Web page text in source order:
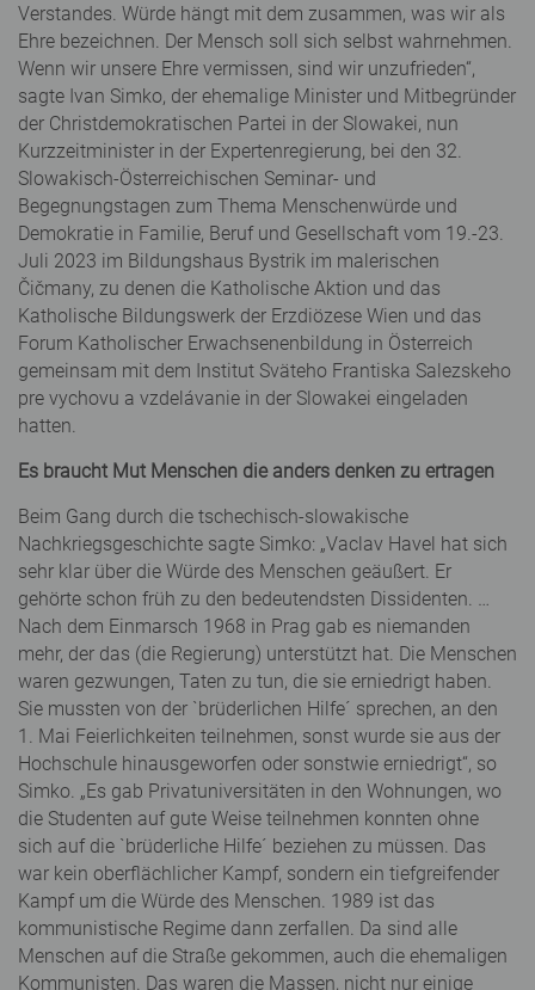
Verstandes. Würde hängt mit dem zusammen, was wir als
Ehre bezeichnen. Der Mensch soll sich selbst wahrnehmen.
Wenn wir unsere Ehre vermissen, sind wir unzufrieden“,
sagte Ivan Simko, der ehemalige Minister und Mitbegründer
der Christdemokratischen Partei in der Slowakei, nun
Kurzzeitminister in der Expertenregierung, bei den 32.
Slowakisch-Österreichischen Seminar- und
Begegnungstagen zum Thema Menschenwürde und
Demokratie in Familie, Beruf und Gesellschaft vom 19.-23.
Juli 2023 im Bildungshaus Bystrik im malerischen
Čičmany, zu denen die Katholische Aktion und das
Katholische Bildungswerk der Erzdiözese Wien und das
Forum Katholischer Erwachsenenbildung in Österreich
gemeinsam mit dem Institut Sväteho Frantiska Salezskeho
pre vychovu a vzdelávanie in der Slowakei eingeladen
hatten.
Es braucht Mut Menschen die anders denken zu ertragen
Beim Gang durch die tschechisch-slowakische
Nachkriegsgeschichte sagte Simko: „Vaclav Havel hat sich
sehr klar über die Würde des Menschen geäußert. Er
gehörte schon früh zu den bedeutendsten Dissidenten. …
Nach dem Einmarsch 1968 in Prag gab es niemanden
mehr, der das (die Regierung) unterstützt hat. Die Menschen
waren gezwungen, Taten zu tun, die sie erniedrigt haben.
Sie mussten von der `brüderlichen Hilfe´ sprechen, an den
1. Mai Feierlichkeiten teilnehmen, sonst wurde sie aus der
Hochschule hinausgeworfen oder sonstwie erniedrigt“, so
Simko. „Es gab Privatuniversitäten in den Wohnungen, wo
die Studenten auf gute Weise teilnehmen konnten ohne
sich auf die `brüderliche Hilfe´ beziehen zu müssen. Das
war kein oberflächlicher Kampf, sondern ein tiefgreifender
Kampf um die Würde des Menschen. 1989 ist das
kommunistische Regime dann zerfallen. Da sind alle
Menschen auf die Straße gekommen, auch die ehemaligen
Kommunisten. Das waren die Massen, nicht nur einige